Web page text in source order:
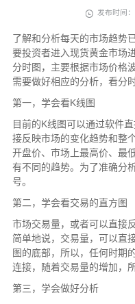
发布时间
了解和分析每天的市场趋势
要投资者进入现货黄金市场
分时图，主要根据市场价格
需要做好相应的分析，看分
第一，学会看K线图
目前的K线图可以通过软件
接反映市场的变化趋势和整
开盘价、市场上最高价、最
有不同的趋势。为了准确分
号。
第二，学会看交易的直方图
市场交易量，或者可以直接
简单地说，交易量，可以直
图的底部，所以，任何时期
连接，随着交易量的增加，
第三，学会做好分析